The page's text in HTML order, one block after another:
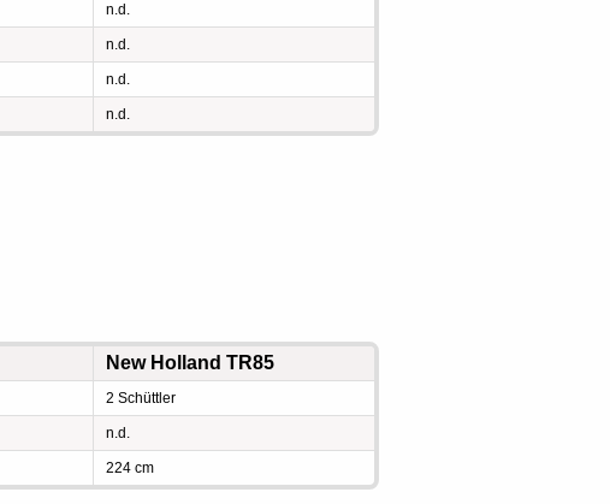
n.d.
n.d.
n.d.
n.d.
New Holland TR85
2 Schüttler
n.d.
224 cm